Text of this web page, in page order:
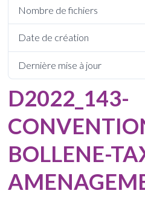
Nombre de fichiers
Date de création
Dernière mise à jour
D2022_143-
BOLLENE-